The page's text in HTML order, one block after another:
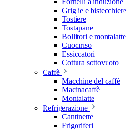
Fornelli a induzione
Griglie e bistecchiere
Tostiere
Tostapane
Bollitori e montalatte
Cuociriso
Essiccatori
Cottura sottovuoto
Caffè
Macchine del caffè
Macinacaffè
Montalatte
Refrigerazione
Cantinette
Frigoriferi